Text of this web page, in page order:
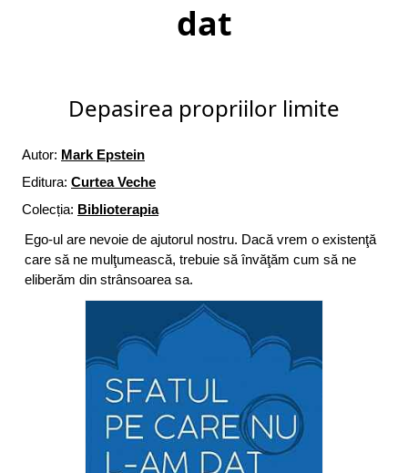
dat
Depasirea propriilor limite
Autor: Mark Epstein
Editura: Curtea Veche
Colecția: Biblioterapia
Ego-ul are nevoie de ajutorul nostru. Dacă vrem o existenţă
care să ne mulţumească, trebuie să învăţăm cum să ne
eliberăm din strânsoarea sa.